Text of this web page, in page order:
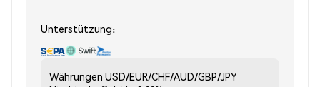
Unterstützung:
Währungen USD/EUR/CHF/AUD/GBP/JPY